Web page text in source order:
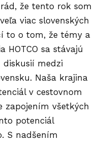
že tento rok som
viac slovenských
to o tom, že témy a
HOTCO sa stávajú
diskusií medzi
Naša krajina
v cestovnom
zapojením všetkých
potenciál
S nadšením